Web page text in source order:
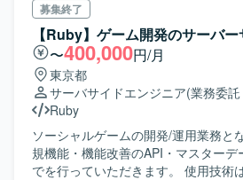
募集終了
【Ruby】ゲーム開発のサーバ
〜400,000円/月
東京都
サーバサイドエンジニア(業務委
Ruby
ソーシャルゲームの開発/運用業務と
規機能・機能改善のAPI・マスターデ
でを行っていただきます。 使用技術